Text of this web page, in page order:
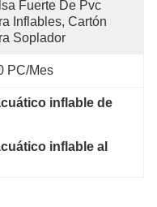
Fuerte De Pvc
Inflables, Cartón
Soplador
PC/mes
inflable de
inflable al